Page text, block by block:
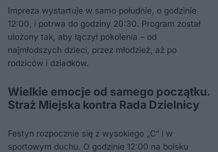
Impreza wystartuje w samo południe, o godzinie
12:00, i potrwa do godziny 20:30. Program został
ułożony tak, aby łączył pokolenia – od
najmłodszych dzieci, przez młodzież, aż po
rodziców i dziadków.
Wielkie emocje od samego początku.
Straż Miejska kontra Rada Dzielnicy
Festyn rozpocznie się z wysokiego „C” i w
sportowym duchu. O godzinie 12:00 na boisku